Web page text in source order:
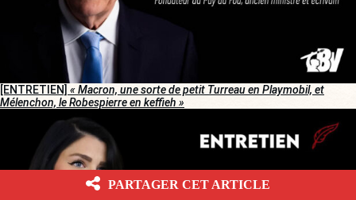
[ENTRETIEN] « Macron, une sorte de petit Turreau en Playmobil, et
Mélenchon, le Robespierre en keffieh »
PARTAGER CET ARTICLE